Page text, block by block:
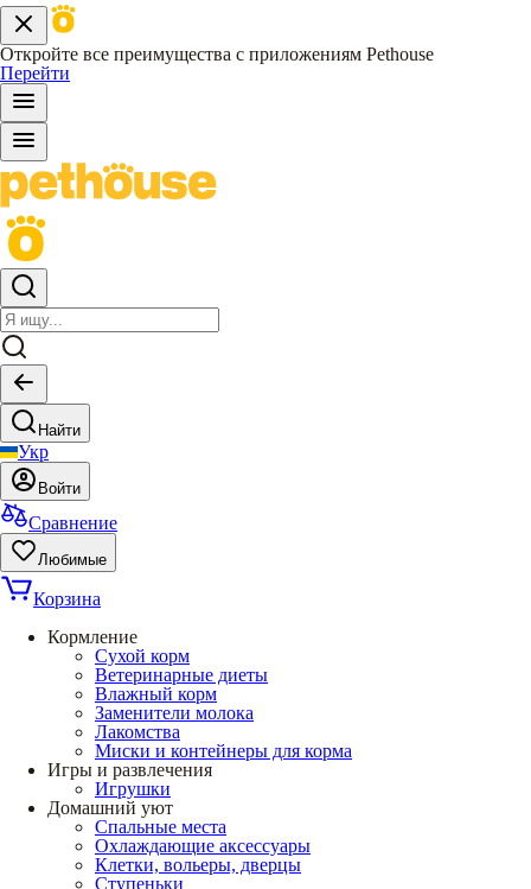
Откройте все преимущества с приложениям Pethouse
Перейти
Найти
Укр
Войти
Сравнение
Любимые
Корзина
Кормление
Сухой корм
Ветеринарные диеты
Влажный корм
Заменители молока
Лакомства
Миски и контейнеры для корма
Игры и развлечения
Игрушки
Домашний уют
Спальные места
Охлаждающие аксессуары
Клетки, вольеры, дверцы
Ступеньки